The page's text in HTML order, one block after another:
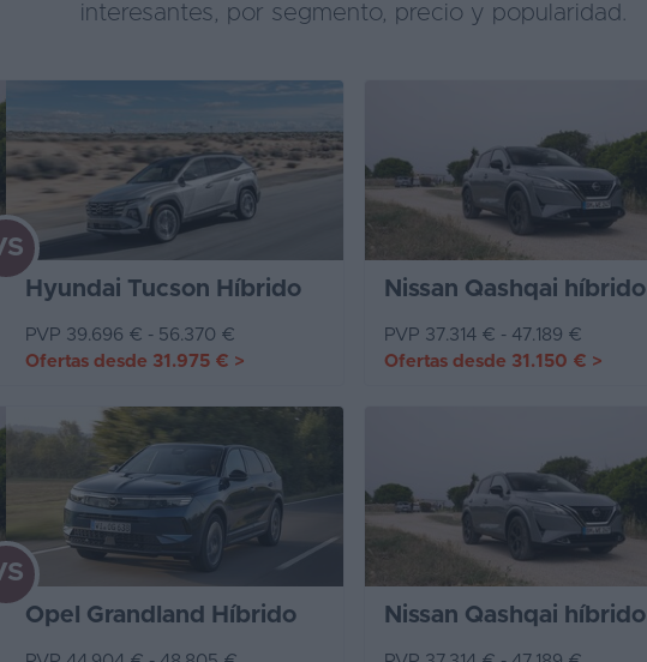
interesantes, por segmento, precio y popularidad.
Hyundai Tucson Híbrido
PVP 39.696 € - 56.370 €
Ofertas desde 31.975 € >
Nissan Qashqai híbrido
PVP 37.314 € - 47.189 €
Ofertas desde 31.150 € >
Opel Grandland Híbrido Nissan Qashqai híbrido